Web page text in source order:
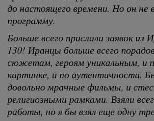
до настоящего времени. Но он не
программу.
Больше всего прислали заявок из
130! Иранцы больше всего
сюжетам, героям уникальным, и
картинке, и по аутентичности.
довольно мрачные фильмы, и
религиозными рамками. Взяли
работы, но я бы взял еще одну